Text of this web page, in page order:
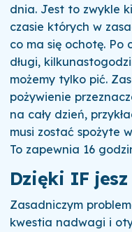
dnia. Jest to zwykle
czasie których w
co ma się ochotę. Po
długi,
możemy tylko pić.
pożywienie
na cały dzień,
musi zostać spożyte
To zapewnia 16
Dzięki IF
Zasadniczym
kwestia nadwagi i